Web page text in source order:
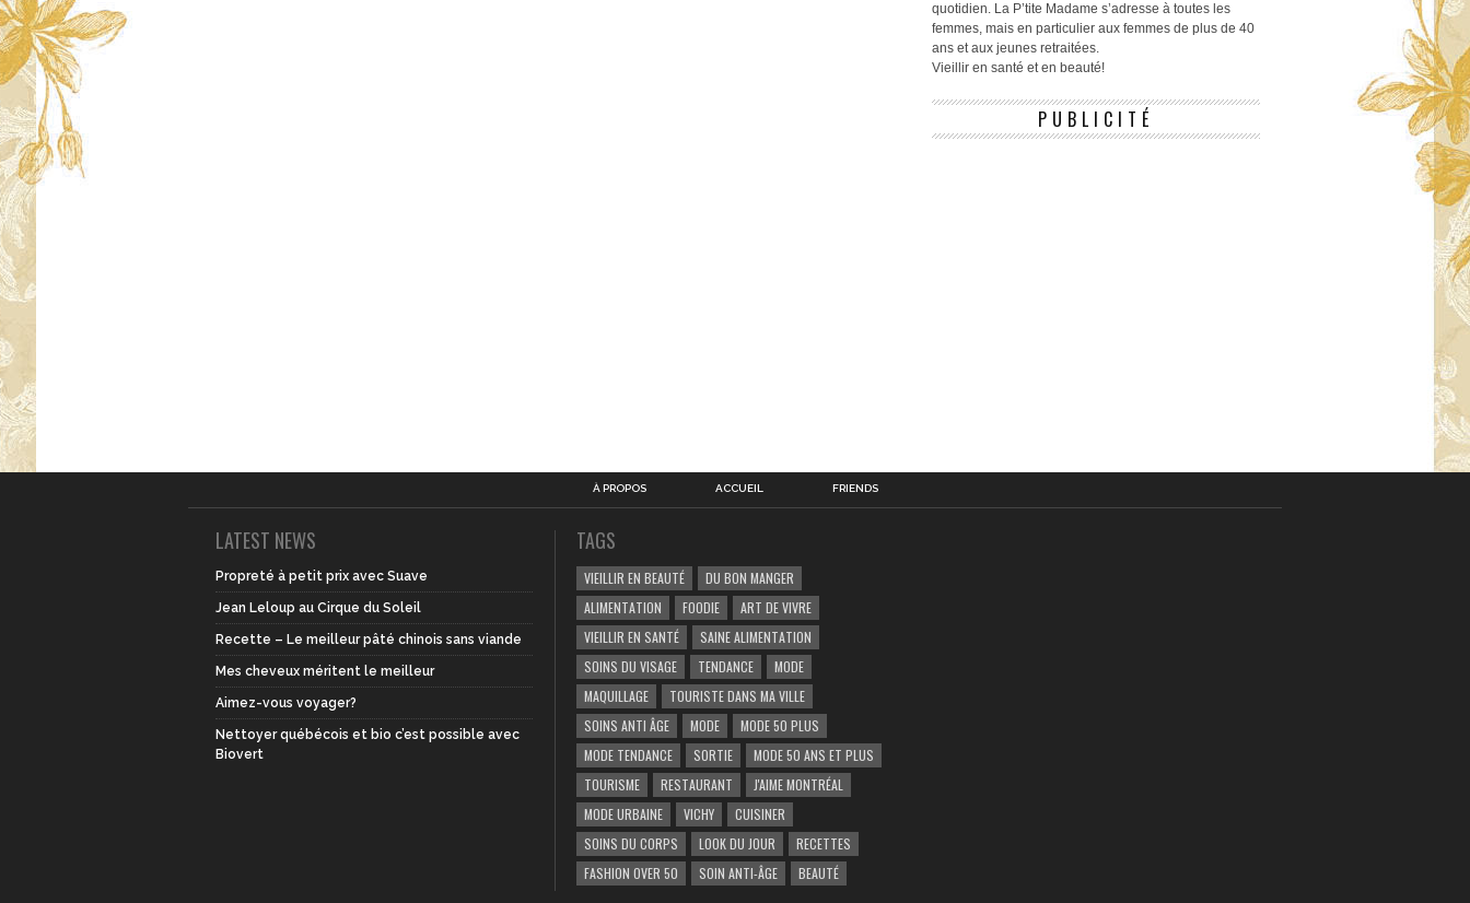
quotidien. La P’tite Madame s’adresse à toutes les
femmes, mais en particulier aux femmes de plus de 40
ans et aux jeunes retraitées.
Vieillir en santé et en beauté!
PUBLICITÉ
À PROPOS ACCUEIL FRIENDS
LATEST NEWS
Propreté à petit prix avec Suave
Jean Leloup au Cirque du Soleil
Recette – Le meilleur pâté chinois sans viande
Mes cheveux méritent le meilleur
Aimez-vous voyager?
Nettoyer québécois et bio c’est possible avec
Biovert
TAGS
VIEILLIR EN BEAUTÉ
DU BON MANGER
ALIMENTATION
FOODIE
ART DE VIVRE
VIEILLIR EN SANTÉ
SAINE ALIMENTATION
SOINS DU VISAGE
TENDANCE
MODE
MAQUILLAGE
TOURISTE DANS MA VILLE
SOINS ANTI ÂGE
MODE
MODE 50 PLUS
MODE TENDANCE
SORTIE
MODE 50 ANS ET PLUS
TOURISME
RESTAURANT
J'AIME MONTRÉAL
MODE URBAINE
VICHY
CUISINER
SOINS DU CORPS
LOOK DU JOUR
RECETTES
FASHION OVER 50
SOIN ANTI-ÂGE BEAUTÉ